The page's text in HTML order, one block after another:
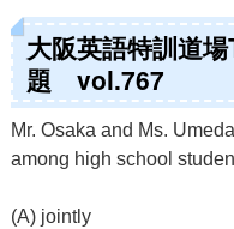
大阪英語特訓道
題 vol.767
Mr. Osaka and Ms.
among high school
(A) jointly